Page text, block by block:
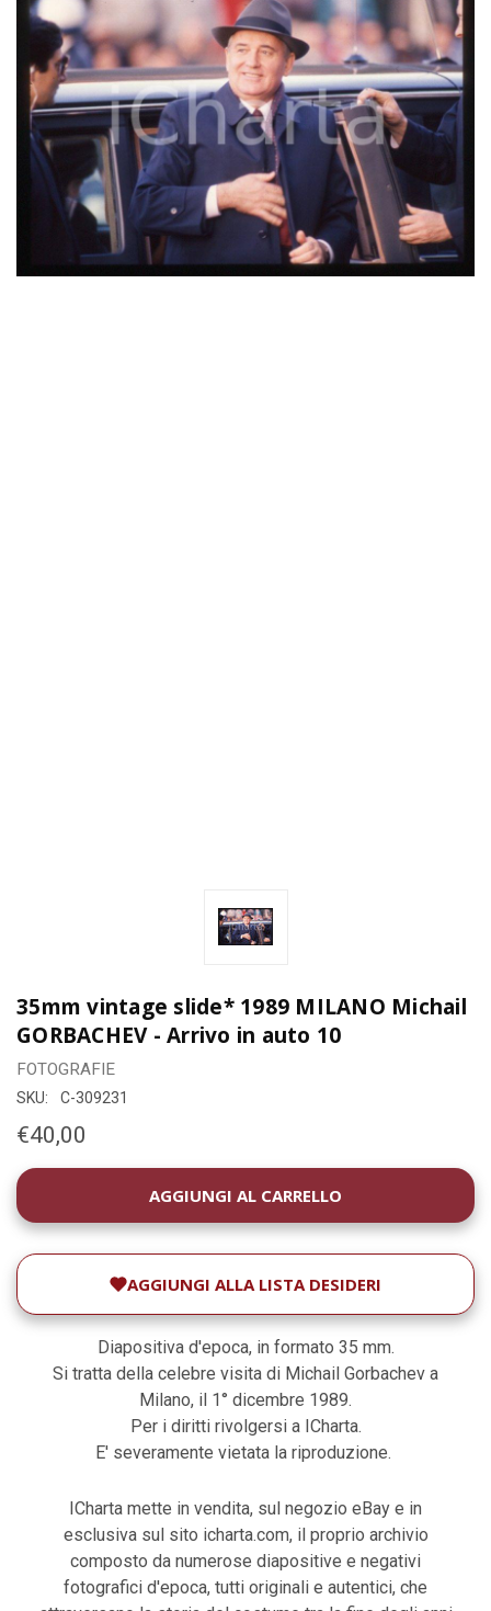
35mm vintage slide* 1989 MILANO Michail
GORBACHEV - Arrivo in auto 10
FOTOGRAFIE
SKU: C-309231
€40,00
DISPONIBILITÀ
ATTUALE:
AGGIUNGI ALLA LISTA DESIDERI
Diapositiva d'epoca, in formato 35 mm.
Si tratta della celebre visita di Michail Gorbachev a
Milano, il 1° dicembre 1989.
Per i diritti rivolgersi a ICharta.
E' severamente vietata la riproduzione.
ICharta mette in vendita, sul negozio eBay e in
esclusiva sul sito icharta.com, il proprio archivio
composto da numerose diapositive e negativi
fotografici d'epoca, tutti originali e autentici, che